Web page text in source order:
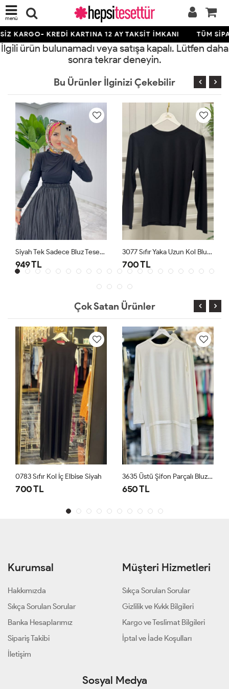
menü
KARGO- KREDİ KARTINA 12 AY TAKSİT İMKANI TÜM
İlgili ürün bulunamadı veya satışa kapalı. Lütfen daha
sonra tekrar deneyin.
Bu Ürünler İlginizi Çekebilir
Siyah Tek Sadece Bluz Tesettür Giyim
949 TL
3077 Sıfır Yaka Uzun Kol Bluz Siyah
700 TL
Çok Satan Ürünler
0783 Sıfır Kol İç Elbise Siyah
700 TL
3635 Üstü Şifon Parçalı Bluz Ekru
650 TL
Kurumsal
Hakkımızda
Sıkça Sorulan Sorular
Banka Hesaplarımız
Sipariş Takibi
İletişim
Müşteri Hizmetleri
Sıkça Sorulan Sorular
Gizlilik ve Kvkk Bilgileri
Kargo ve Teslimat Bilgileri
İptal ve İade Koşulları
Sosyal Medya